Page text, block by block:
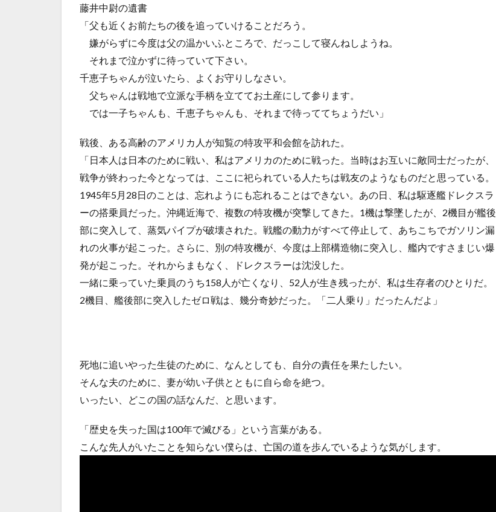
藤井中尉の遺書
「父も近くお前たちの後を追っていけることだろう。
嫌がらずに今度は父の温かいふところで、だっこして寝んねしようね。
それまで泣かずに待っていて下さい。
千恵子ちゃんが泣いたら、よくお守りしなさい。
父ちゃんは戦地で立派な手柄を立ててお土産にして参ります。
では一子ちゃんも、千恵子ちゃんも、それまで待っててちょうだい」
戦後、ある高齢のアメリカ人が知覧の特攻平和会館を訪れた。
「日本人は日本のために戦い、私はアメリカのために戦った。当時はお互いに敵同士だったが、
戦争が終わった今となっては、ここに祀られている人たちは戦友のようなものだと思っている。
1945年5月28日のことは、忘れようにも忘れることはできない。あの日、私は駆逐艦ドレクスラ
ーの搭乗員だった。沖縄近海で、複数の特攻機が突撃してきた。1機は撃墜したが、2機目が艦後
部に突入して、蒸気パイプが破壊された。戦艦の動力がすべて停止して、あちこちでガソリン漏
れの火事が起こった。さらに、別の特攻機が、今度は上部構造物に突入し、艦内ですさまじい爆
発が起こった。それからまもなく、ドレクスラーは沈没した。
一緒に乗っていた乗員のうち158人が亡くなり、52人が生き残ったが、私は生存者のひとりだ。
2機目、艦後部に突入したゼロ戦は、幾分奇妙だった。「二人乗り」だったんだよ」
死地に追いやった生徒のために、なんとしても、自分の責任を果たしたい。
そんな夫のために、妻が幼い子供とともに自ら命を絶つ。
いったい、どこの国の話なんだ、と思います。
「歴史を失った国は100年で滅びる」という言葉がある。
こんな先人がいたことを知らない僕らは、亡国の道を歩んでいるような気がします。